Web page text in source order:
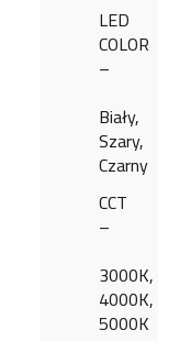
LED
COLOR
–
Biały,
Szary,
Czarny
CCT
–
3000K,
4000K,
5000K